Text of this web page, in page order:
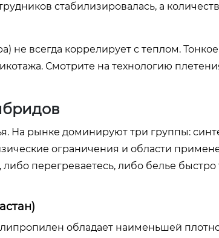
стабилизировалась, а
не всегда коррелирует с теплом.
Смотрите на технологию
На рынке доминируют три группы:
ограничения и области
перегреваетесь, либо белье быстро
обладает наименьшей